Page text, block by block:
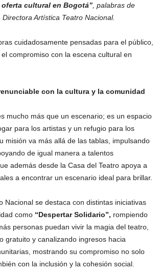
cultural en Bogotá” , palabras de
Artística Teatro Nacional.
cuidadosamente pensadas para el público,
compromiso con la escena cultural en
con la cultura y la comunidad
mucho más que un escenario; es un espacio
para los artistas y un refugio para los
misión va más allá de las tablas, impulsando
de igual manera a talentos
además desde la Casa del Teatro apoya a
a encontrar un escenario ideal para brillar.
Nacional se destaca con distintas iniciativas
como “Despertar Solidario”, rompiendo
personas puedan vivir la magia del teatro,
gratuito y canalizando ingresos hacia
mostrando su compromiso no solo
con la inclusión y la cohesión social.